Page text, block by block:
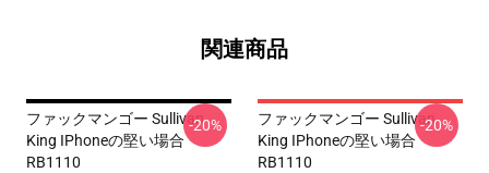
関連商品
ファックマンゴー Sullivan
King IPhoneの堅い場合
RB1110
-20%
ファックマンゴー Sullivan
King IPhoneの堅い場合
RB1110
-20%